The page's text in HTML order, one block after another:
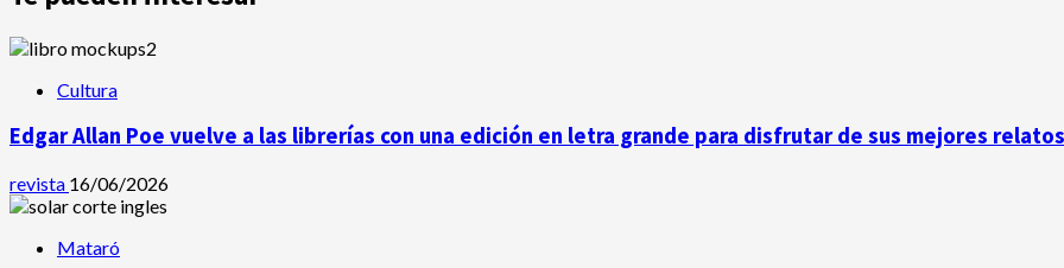
Cultura
Edgar Allan Poe vuelve a las librerías con una edición en letra grande para disfrutar de sus mejores relatos
revista 16/06/2026
Mataró